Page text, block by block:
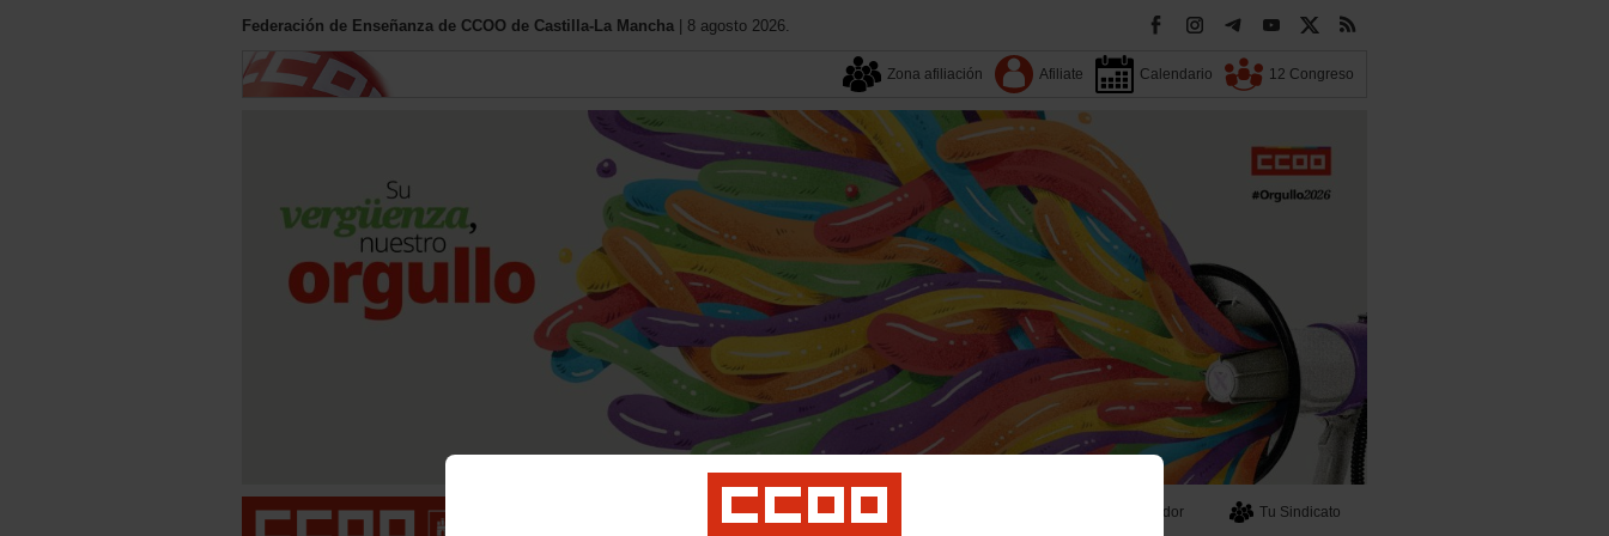
Federación de Enseñanza de CCOO de Castilla-La Mancha | 8 agosto 2026.
Zona afiliación Afiliate Calendario 12 Congreso
Aquí estamos Buscador
Tu Sindicato